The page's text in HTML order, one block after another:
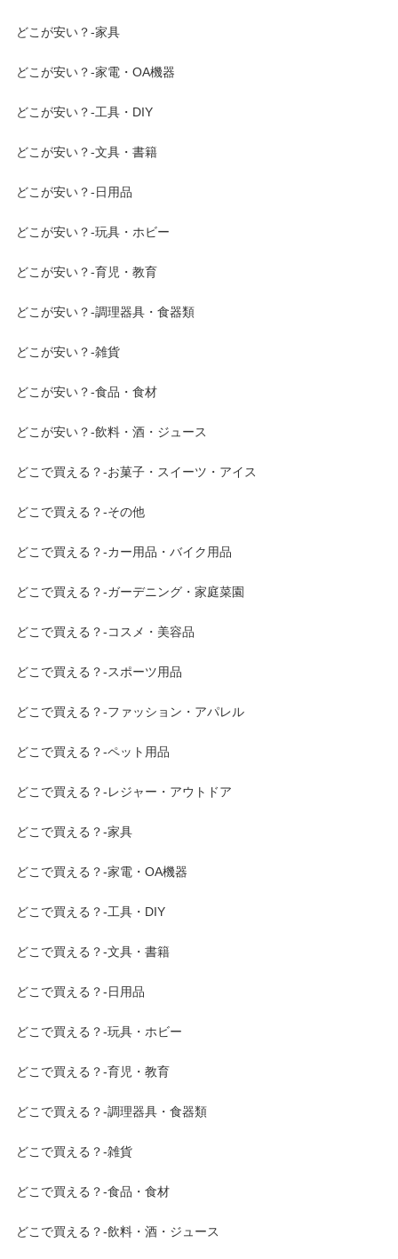
どこが安い？-家具
どこが安い？-家電・OA機器
どこが安い？-工具・DIY
どこが安い？-文具・書籍
どこが安い？-日用品
どこが安い？-玩具・ホビー
どこが安い？-育児・教育
どこが安い？-調理器具・食器類
どこが安い？-雑貨
どこが安い？-食品・食材
どこが安い？-飲料・酒・ジュース
どこで買える？-お菓子・スイーツ・アイス
どこで買える？-その他
どこで買える？-カー用品・バイク用品
どこで買える？-ガーデニング・家庭菜園
どこで買える？-コスメ・美容品
どこで買える？-スポーツ用品
どこで買える？-ファッション・アパレル
どこで買える？-ペット用品
どこで買える？-レジャー・アウトドア
どこで買える？-家具
どこで買える？-家電・OA機器
どこで買える？-工具・DIY
どこで買える？-文具・書籍
どこで買える？-日用品
どこで買える？-玩具・ホビー
どこで買える？-育児・教育
どこで買える？-調理器具・食器類
どこで買える？-雑貨
どこで買える？-食品・食材
どこで買える？-飲料・酒・ジュース